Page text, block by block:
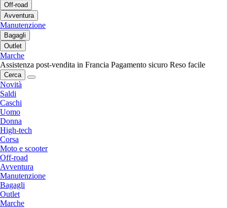
Off-road
Avventura
Manutenzione
Bagagli
Outlet
Marche
Assistenza post-vendita in Francia Pagamento sicuro Reso facile
Cerca
Novità
Saldi
Caschi
Uomo
Donna
High-tech
Corsa
Moto e scooter
Off-road
Avventura
Manutenzione
Bagagli
Outlet
Marche